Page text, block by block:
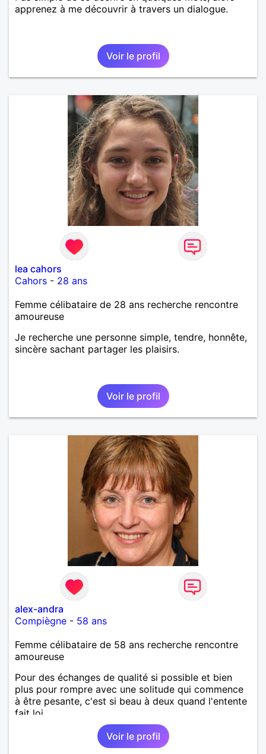
apprenez à me découvrir à travers un dialogue.
Voir le profil
lea cahors
Cahors - 28 ans
Femme célibataire de 28 ans recherche rencontre
amoureuse
Je recherche une personne simple, tendre, honnête,
sincère sachant partager les plaisirs.
Voir le profil
alex-andra
Compiègne - 58 ans
Femme célibataire de 58 ans recherche rencontre
amoureuse
Pour des échanges de qualité si possible et bien
plus pour rompre avec une solitude qui commence
à être pesante, c'est si beau à deux quand l'entente
fait loi.
Voir le profil